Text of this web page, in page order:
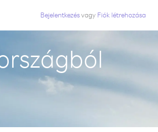
Bejelentkezésvagy Fiók létrehozása